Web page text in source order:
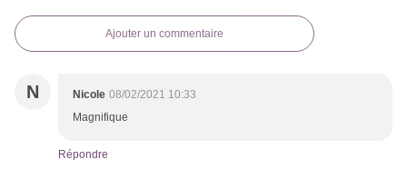
Ajouter un commentaire
N Nicole 08/02/2021 10:33
Magnifique
Répondre